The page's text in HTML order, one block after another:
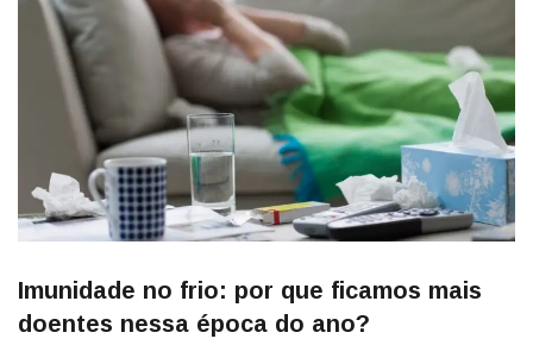
Imunidade no frio: por que ficamos mais
doentes nessa época do ano?